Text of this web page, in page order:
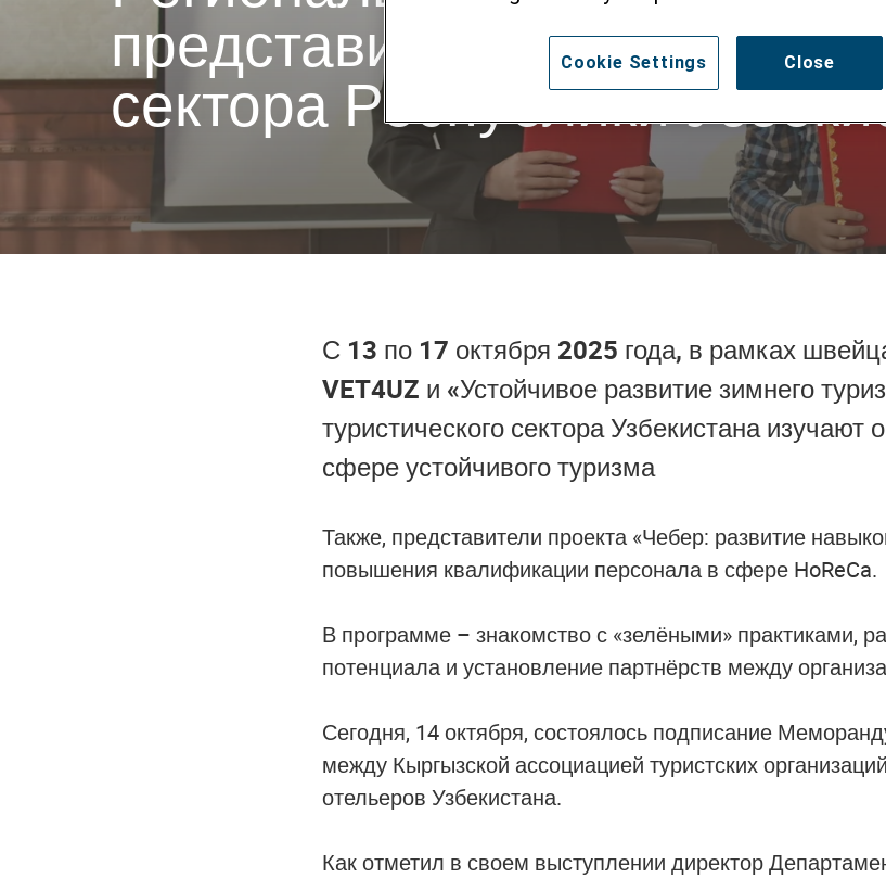
представителей
сектора Республики
С 13 по 17 октября 2025 года, в рамках
VET4UZ и «Устойчивое развитие зимнего
туристического сектора Узбекистана изучают
сфере устойчивого туризма
Также, представители проекта «Чебер: развитие
повышения квалификации персонала в сфере HoReCa.
В программе – знакомство с «зелёными» практиками,
потенциала и установление партнёрств между
Сегодня, 14 октября, состоялось подписание
между Кыргызской ассоциацией туристских
отельеров Узбекистана.
Как отметил в своем выступлении директор
Close
Cookie Settings